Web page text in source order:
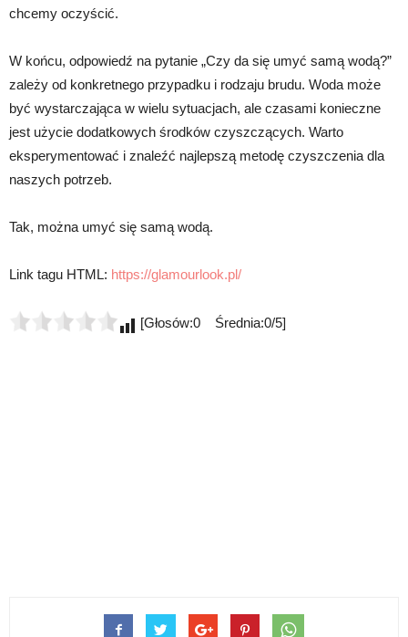
chcemy oczyścić.
W końcu, odpowiedź na pytanie „Czy da się umyć samą wodą?”
zależy od konkretnego przypadku i rodzaju brudu. Woda może
być wystarczająca w wielu sytuacjach, ale czasami konieczne
jest użycie dodatkowych środków czyszczących. Warto
eksperymentować i znaleźć najlepszą metodę czyszczenia dla
naszych potrzeb.
Tak, można umyć się samą wodą.
Link tagu HTML: https://glamourlook.pl/
[Głosów:0 Średnia:0/5]